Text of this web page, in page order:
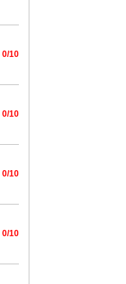
0/10
0/10
0/10
0/10